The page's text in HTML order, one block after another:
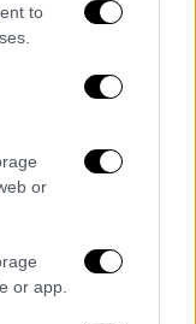
to
or
or app.
για τα
ούτε ένα
Κριστιάνο
ήταν η
πορεία του
το παρών από